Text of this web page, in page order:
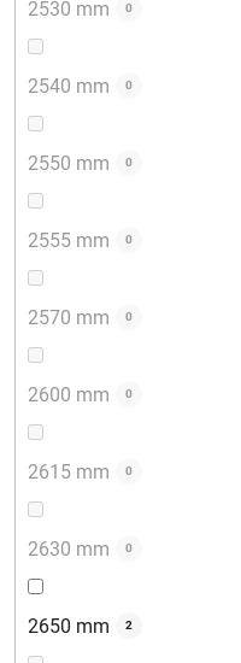
2530 mm 0
2540 mm 0
2550 mm 0
2555 mm 0
2570 mm 0
2600 mm 0
2615 mm 0
2630 mm 0
2650 mm 2